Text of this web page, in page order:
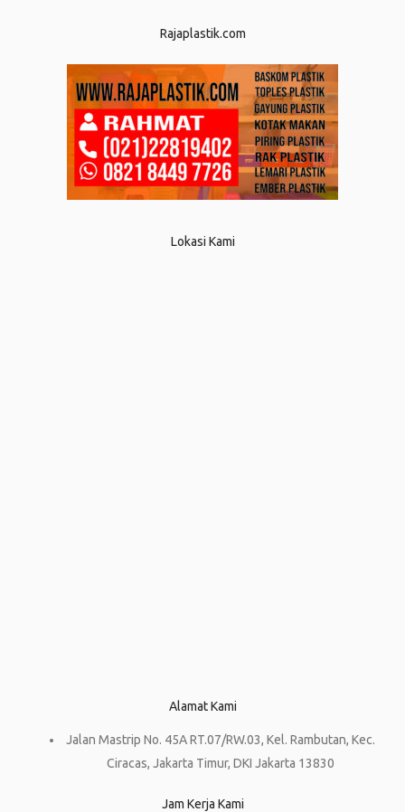
Rajaplastik.com
Lokasi Kami
Alamat Kami
Jalan Mastrip No. 45A RT.07/RW.03, Kel. Rambutan, Kec.
Ciracas, Jakarta Timur, DKI Jakarta 13830
Jam Kerja Kami